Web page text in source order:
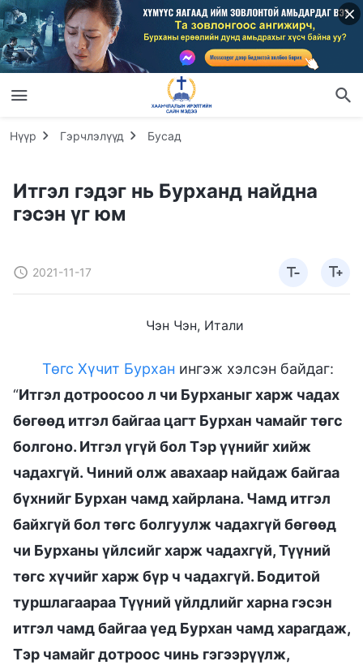
Нүүр Гэрчлэлүүд Бусад
Итгэл гэдэг нь Бурханд найдна
гэсэн үг юм
2021-11-17
Чэн Чэн, Итали
Төгс Хүчит Бурхан ингэж хэлсэн байдаг:
“Итгэл дотроосоо л чи Бурханыг харж чадах
бөгөөд итгэл байгаа цагт Бурхан чамайг төгс
болгоно. Итгэл үгүй бол Тэр үүнийг хийж
чадахгүй. Чиний олж авахаар найдаж байгаа
бүхнийг Бурхан чамд хайрлана. Чамд итгэл
байхгүй бол төгс болгуулж чадахгүй бөгөөд
чи Бурханы үйлсийг харж чадахгүй, Түүний
төгс хүчийг харж бүр ч чадахгүй. Бодитой
туршлагаараа Түүний үйлдлийг харна гэсэн
итгэл чамд байгаа үед Бурхан чамд харагдаж,
Тэр чамайг дотроос чинь гэгээрүүлж,